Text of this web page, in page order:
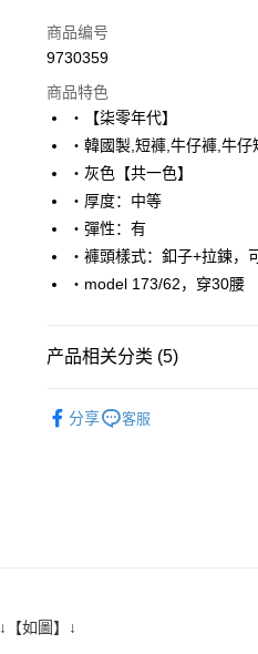
信用卡一次付款
LINE Pay
Apple Pay
街口支付
悠遊付
Google Pay
一、關於 AFTEE先享後付
2. 進行簡訊驗證之後，即可完成結
繳費期限，為商家向您請款的時
7-11付款取貨
商品编号
9730359
商品特色
‧【柒零年代】
‧韓國製,短褲,牛仔褲,牛仔
‧灰色【共一色】
‧厚度：中等
‧彈性：有
‧褲頭樣式：釦子+拉鍊，
‧model 173/62，穿30腰
产品相关分类 (5)
分享 客服
↓【如圖】↓